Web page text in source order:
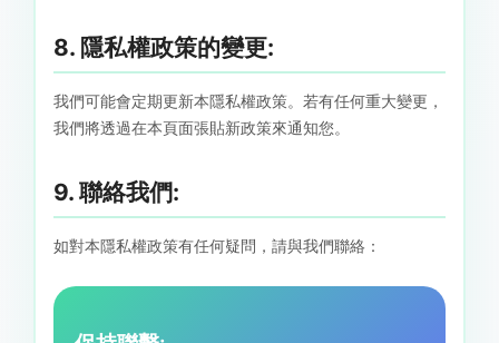
8. 隱私權政策的變更:
我們可能會定期更新本隱私權政策。若有任何重大變更，
我們將透過在本頁面張貼新政策來通知您。
9. 聯絡我們:
如對本隱私權政策有任何疑問，請與我們聯絡：